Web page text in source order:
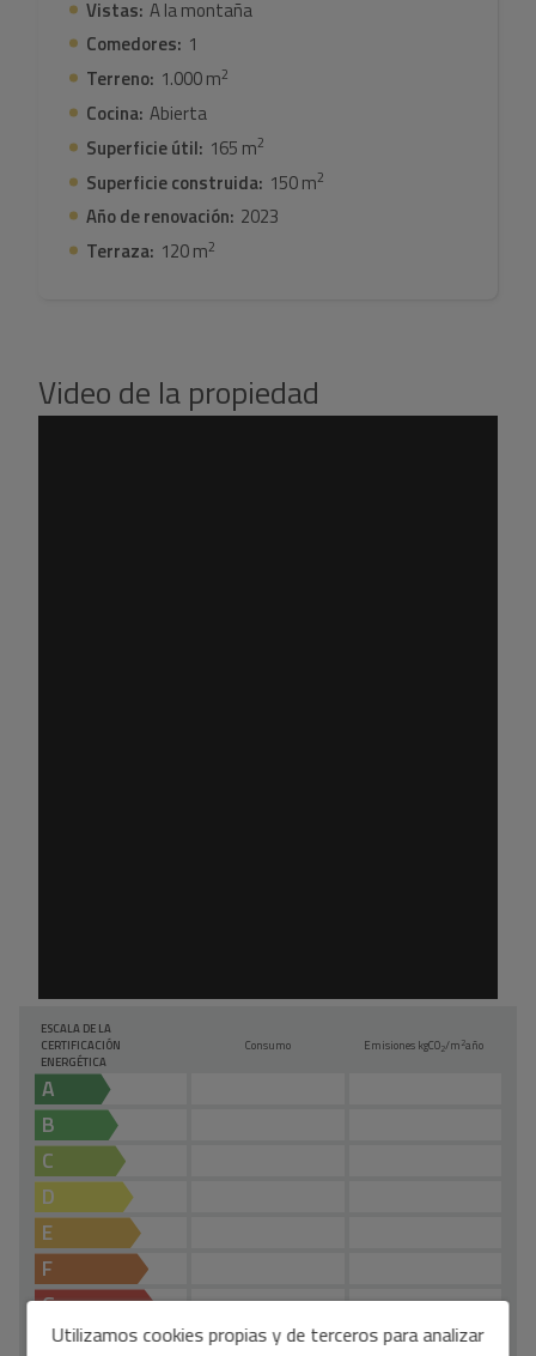
Vistas: A la montaña
Comedores: 1
Terreno: 1.000 m2
Cocina: Abierta
Superficie útil: 165 m2
Superficie construida: 150 m2
Año de renovación: 2023
Terraza: 120 m2
Video de la propiedad
ESCALA DE LA
CERTIFICACIÓN
ENERGÉTICA
Consumo Emisiones kgCO2/m2año
A
B
C
D
E
F
G
Utilizamos cookies propias y de terceros para analizar